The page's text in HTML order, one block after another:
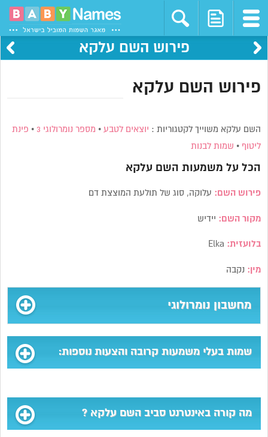
פירוש השם עלקא
פירוש השם עלקא
השם עלקא משוייך לקטגוריות : יוצאים לטבע • מספר נומרולוגי 3 • פינת
ליטוף • שמות לבנות
הכל על משמעות השם עלקא
פירוש השם: עלוקה, סוג של תולעת המוצצת דם
מקור השם: יידיש
בלועזית:
מין: נקבה
מחשבון נומרולוגי
שמות בעלי משמעות קרובה והצעות נוספות:
מה קורה באינטרנט סביב השם עלקא ?